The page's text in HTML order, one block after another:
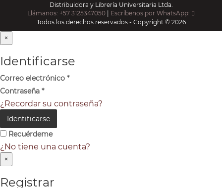
Distribuidora y Librería Universitaria Ltda.
Llámanos: +57 3125347050 | Escríbenos por WhatsApp:
Todos los derechos reservados - Copyright © 2026
×
Identificarse
Correo electrónico *
Contraseña *
¿Recordar su contraseña?
Identificarse
Recuérdeme
¿No tiene una cuenta?
×
Registrar